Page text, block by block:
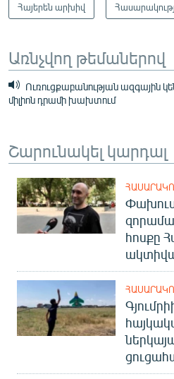
Հայերեն արխիվ
Առնչվող թեմաներով
Ուռուցքաբանության ազգային
միլիոն դրամի խախտում
Շարունակել կարդալ
հոսքը